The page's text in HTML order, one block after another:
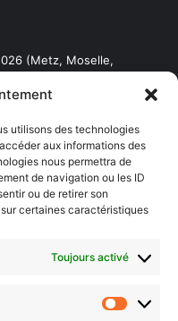
utilisons des technologies
aux informations des
nous permettra de
de navigation ou les ID
ou de retirer son
certaines caractéristiques
Toujours activé
(Metz, Moselle,
ou hebdo ?